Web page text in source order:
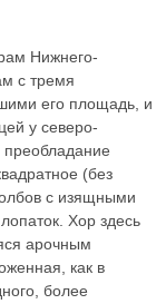
Нижнего-
с тремя
его площадь, и
у северо-
преобладание
(без
с изящными
Хор здесь
арочным
как в
более